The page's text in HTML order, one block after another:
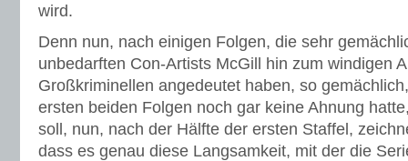
wird.
Denn nun, nach einigen Folgen, die sehr
unbedarften Con-Artists McGill hin zum windigen
Großkriminellen angedeutet haben, so
ersten beiden Folgen noch gar keine Ahnung
soll, nun, nach der Hälfte der ersten Staffel,
dass es genau diese Langsamkeit, mit der die